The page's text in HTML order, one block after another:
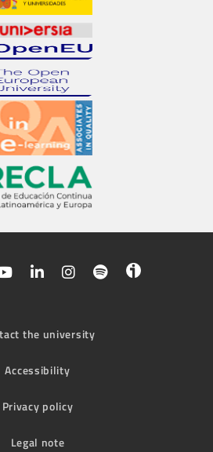
the university
Accessibility
Privacy policy
Legal note